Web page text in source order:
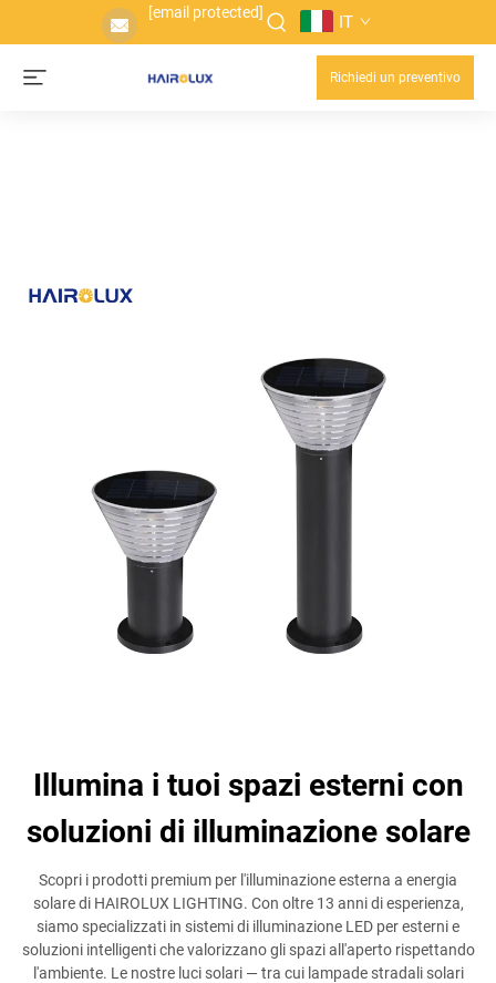
[email protected] IT
Richiedi un preventivo
Illumina i tuoi spazi esterni con
soluzioni di illuminazione solare
Scopri i prodotti premium per l'illuminazione esterna a energia
solare di HAIROLUX LIGHTING. Con oltre 13 anni di esperienza,
siamo specializzati in sistemi di illuminazione LED per esterni e
soluzioni intelligenti che valorizzano gli spazi all'aperto rispettando
l'ambiente. Le nostre luci solari — tra cui lampade stradali solari